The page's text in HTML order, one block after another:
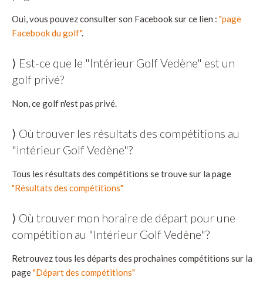
Oui, vous pouvez consulter son Facebook sur ce lien : "page
Facebook du golf".
⟩ Est-ce que le "Intérieur Golf Vedène" est un
golf privé?
Non, ce golf n'est pas privé.
⟩ Où trouver les résultats des compétitions au
"Intérieur Golf Vedène"?
Tous les résultats des compétitions se trouve sur la page
"Résultats des compétitions"
⟩ Où trouver mon horaire de départ pour une
compétition au "Intérieur Golf Vedène"?
Retrouvez tous les départs des prochaines compétitions sur la
page"Départ des compétitions"